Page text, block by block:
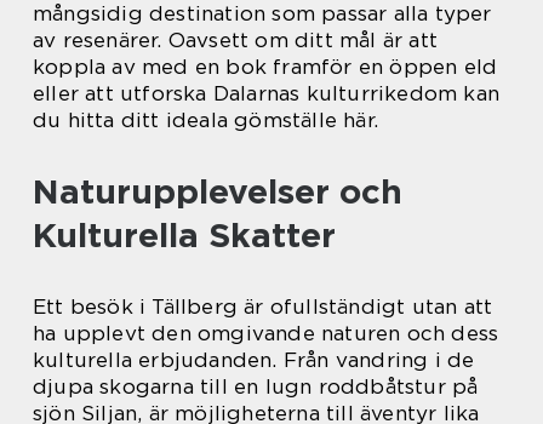
mångsidig destination som passar alla typer
av resenärer. Oavsett om ditt mål är att
koppla av med en bok framför en öppen eld
eller att utforska Dalarnas kulturrikedom kan
du hitta ditt ideala gömställe här.
Naturupplevelser och
Kulturella Skatter
Ett besök i Tällberg är ofullständigt utan att
ha upplevt den omgivande naturen och dess
kulturella erbjudanden. Från vandring i de
djupa skogarna till en lugn roddbåtstur på
sjön Siljan, är möjligheterna till äventyr lika